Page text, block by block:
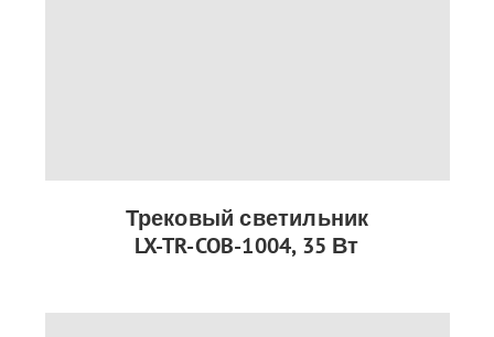
Трековый светильник
LX-TR-COB-1004, 35 Вт